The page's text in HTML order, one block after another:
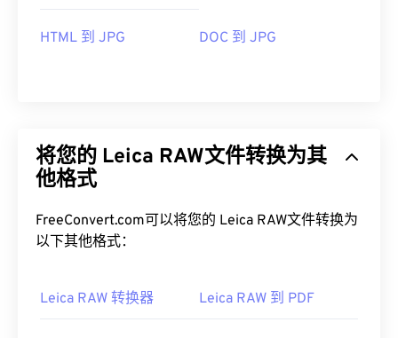
HTML 到 JPG DOC 到 JPG
将您的 Leica RAW文件转换为其
他格式
FreeConvert.com可以将您的 Leica RAW文件转换为
以下其他格式：
Leica RAW 转换器 Leica RAW 到 PDF